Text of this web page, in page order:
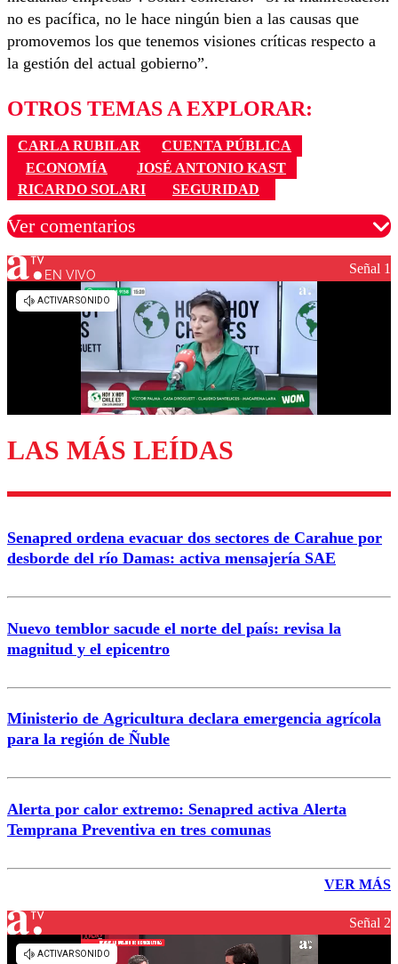
no es pacífica, no le hace ningún bien a las causas que
promovemos los que tenemos visiones críticas respecto a
la gestión del actual gobierno”.
OTROS TEMAS A EXPLORAR:
CARLA RUBILAR
CUENTA PÚBLICA
ECONOMÍA
JOSÉ ANTONIO KAST
RICARDO SOLARI
SEGURIDAD
Ver comentarios
Los comentarios son moderados para garantizar un
diálogo respetuoso.
Enviar comentario
EN VIVO Señal 1
LAS MÁS LEÍDAS
Senapred ordena evacuar dos sectores de Carahue por
desborde del río Damas: activa mensajería SAE
Nuevo temblor sacude el norte del país: revisa la
magnitud y el epicentro
Ministerio de Agricultura declara emergencia agrícola
para la región de Ñuble
Alerta por calor extremo: Senapred activa Alerta
Temprana Preventiva en tres comunas
VER MÁS
Señal 2